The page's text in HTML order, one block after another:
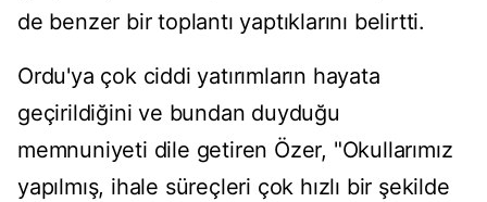
de benzer bir toplantı yaptıklarını belirtti.
Ordu'ya çok ciddi yatırımların hayata
geçirildiğini ve bundan duyduğu
memnuniyeti dile getiren Özer, "Okullarımız
yapılmış, ihale süreçleri çok hızlı bir şekilde